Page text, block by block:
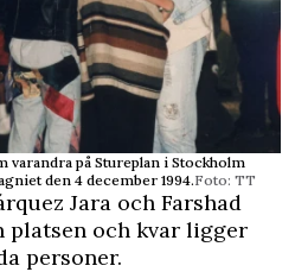
varandra på Stureplan i Stockholm
den 4 december 1994.Foto: TT
Jara och Farshad
platsen och kvar ligger
personer.